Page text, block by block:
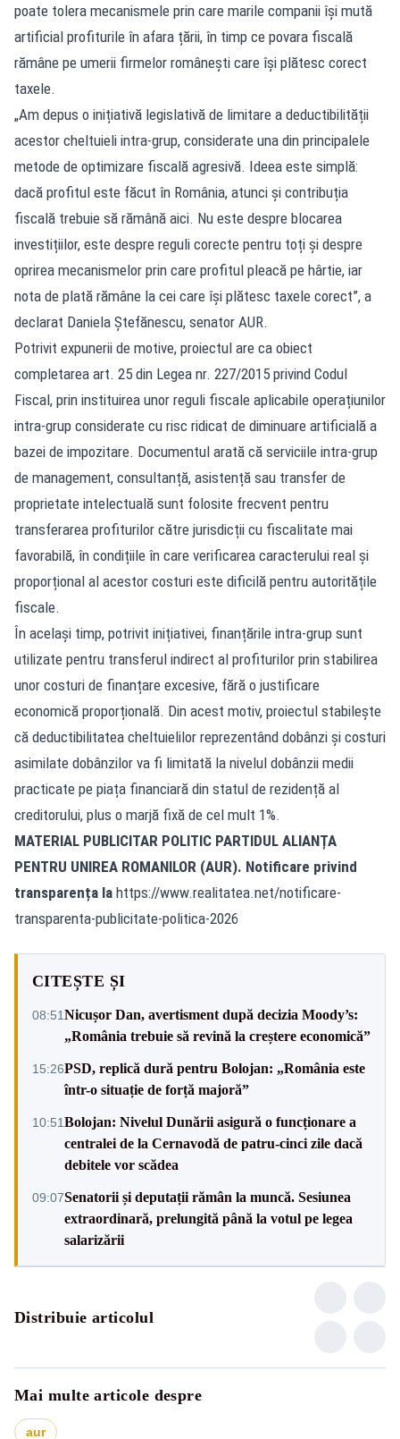
poate tolera mecanismele prin care marile companii își mută
artificial profiturile în afara țării, în timp ce povara fiscală
rămâne pe umerii firmelor românești care își plătesc corect
taxele.
„Am depus o inițiativă legislativă de limitare a deductibilității
acestor cheltuieli intra-grup, considerate una din principalele
metode de optimizare fiscală agresivă. Ideea este simplă:
dacă profitul este făcut în România, atunci și contribuția
fiscală trebuie să rămână aici. Nu este despre blocarea
investițiilor, este despre reguli corecte pentru toți și despre
oprirea mecanismelor prin care profitul pleacă pe hârtie, iar
nota de plată rămâne la cei care își plătesc taxele corect”, a
declarat Daniela Ștefănescu, senator AUR.
Potrivit expunerii de motive, proiectul are ca obiect
completarea art. 25 din Legea nr. 227/2015 privind Codul
Fiscal, prin instituirea unor reguli fiscale aplicabile operațiunilor
intra-grup considerate cu risc ridicat de diminuare artificială a
bazei de impozitare. Documentul arată că serviciile intra-grup
de management, consultanță, asistență sau transfer de
proprietate intelectuală sunt folosite frecvent pentru
transferarea profiturilor către jurisdicții cu fiscalitate mai
favorabilă, în condițiile în care verificarea caracterului real și
proporțional al acestor costuri este dificilă pentru autoritățile
fiscale.
În același timp, potrivit inițiativei, finanțările intra-grup sunt
utilizate pentru transferul indirect al profiturilor prin stabilirea
unor costuri de finanțare excesive, fără o justificare
economică proporțională. Din acest motiv, proiectul stabilește
că deductibilitatea cheltuielilor reprezentând dobânzi și costuri
asimilate dobânzilor va fi limitată la nivelul dobânzii medii
practicate pe piața financiară din statul de rezidență al
creditorului, plus o marjă fixă de cel mult 1%.
MATERIAL PUBLICITAR POLITIC PARTIDUL ALIANȚA
PENTRU UNIREA ROMANILOR (AUR). Notificare privind
transparența la https://www.realitatea.net/notificare-
transparenta-publicitate-politica-2026
CITEȘTE ȘI
08:51Nicușor Dan, avertisment după decizia Moody’s:
„România trebuie să revină la creștere economică”
15:26PSD, replică dură pentru Bolojan: „România este
într-o situație de forță majoră”
10:51Bolojan: Nivelul Dunării asigură o funcționare a
centralei de la Cernavodă de patru-cinci zile dacă
debitele vor scădea
09:07Senatorii și deputații rămân la muncă. Sesiunea
extraordinară, prelungită până la votul pe legea
salarizării
Distribuie articolul
Mai multe articole despre
aur